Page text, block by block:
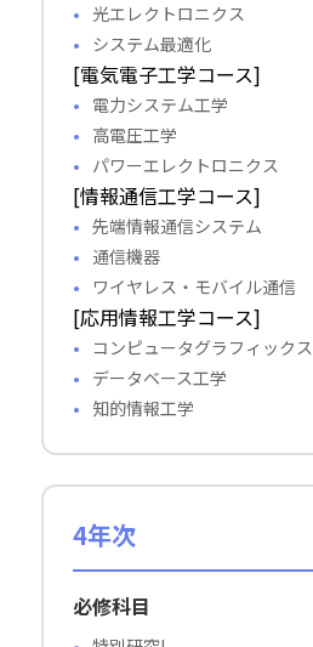
光エレクトロニクス
システム最適化
[電気電子工学コース]
電力システム工学
高電圧工学
パワーエレクトロニクス
[情報通信工学コース]
先端情報通信システム
通信機器
ワイヤレス・モバイル通信
[応用情報工学コース]
コンピュータグラフィックス
データベース工学
知的情報工学
4年次
必修科目